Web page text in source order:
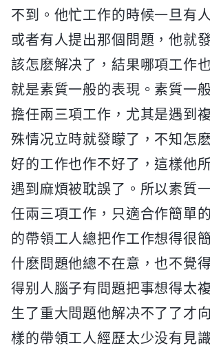
不到。他忙工作的時候一旦有
或者有人提出那個問題，他就
該怎麽解决了，結果哪項工作
就是素質一般的表現。素質一
擔任兩三項工作，尤其是遇到
殊情况立時就發矇了，不知怎
好的工作也作不好了，這樣他
遇到麻煩被耽誤了。所以素質
任兩三項工作，只適合作簡單
的帶領工人總把作工作想得很
什麽問題他總不在意，也不覺
得别人腦子有問題把事想得太
生了重大問題他解决不了了才
樣的帶領工人經歷太少没有見